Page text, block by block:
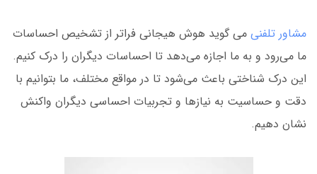
مشاور تلفنی می گوید هوش هیجانی فراتر از تشخیص احساسات
ما می‌رود و به ما اجازه می‌دهد تا احساسات دیگران را درک کنیم.
این درک شناختی باعث می‌شود تا در مواقع مختلف، ما بتوانیم با
دقت و حساسیت به نیازها و تجربیات احساسی دیگران واکنش
نشان دهیم.